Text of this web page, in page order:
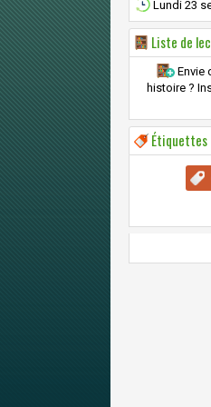
Lundi 23
Liste de
Envie
histoire ?
Étiquettes